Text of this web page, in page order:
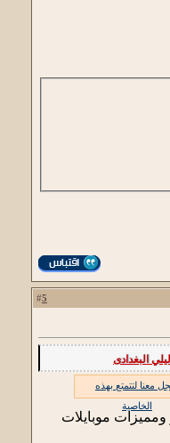
5
ليلي البغدادى
معنا لتتمتع بهذه
الخاصية
موبايلات